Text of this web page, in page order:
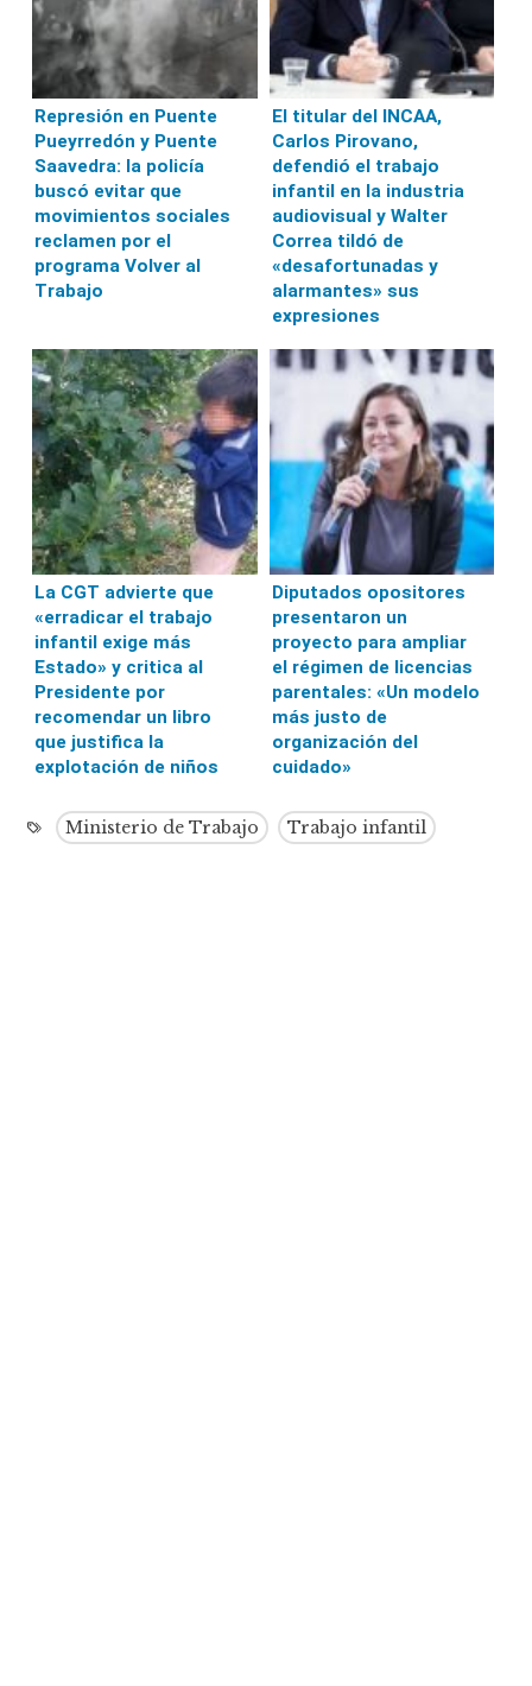
Represión en Puente
Pueyrredón y Puente
Saavedra: la policía
buscó evitar que
movimientos sociales
reclamen por el
programa Volver al
Trabajo
El titular del INCAA,
Carlos Pirovano,
defendió el trabajo
infantil en la industria
audiovisual y Walter
Correa tildó de
«desafortunadas y
alarmantes» sus
expresiones
La CGT advierte que
«erradicar el trabajo
infantil exige más
Estado» y critica al
Presidente por
recomendar un libro
que justifica la
explotación de niños
Diputados opositores
presentaron un
proyecto para ampliar
el régimen de licencias
parentales: «Un modelo
más justo de
organización del
cuidado»
Ministerio de Trabajo Trabajo infantil